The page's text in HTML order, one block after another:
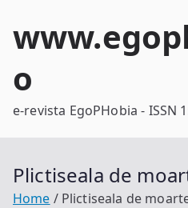
o
e-revista EgoPHobia - ISSN
Plictiseala de
Home Plictiseala de